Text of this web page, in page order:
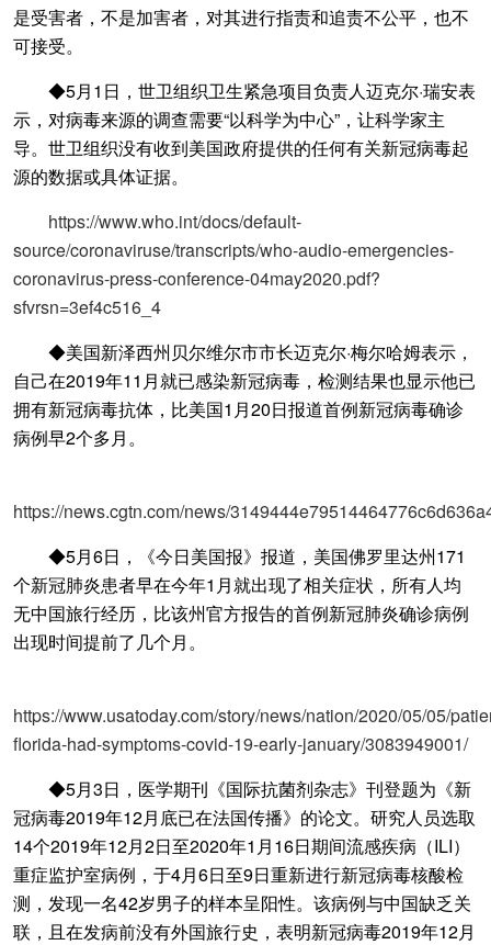
是受害者，不是加害者，对其进行指责和追责不公平，也不
可接受。
◆5月1日，世卫组织卫生紧急项目负责人迈克尔·瑞安表
示，对病毒来源的调查需要“以科学为中心”，让科学家主
导。世卫组织没有收到美国政府提供的任何有关新冠病毒起
源的数据或具体证据。
https://www.who.int/docs/default-
source/coronaviruse/transcripts/who-audio-emergencies-
coronavirus-press-conference-04may2020.pdf?
sfvrsn=3ef4c516_4
◆美国新泽西州贝尔维尔市市长迈克尔·梅尔哈姆表示，
自己在2019年11月就已感染新冠病毒，检测结果也显示他已
拥有新冠病毒抗体，比美国1月20日报道首例新冠病毒确诊
病例早2个多月。
https://news.cgtn.com/news/
◆5月6日，《今日美国报》报道，美国佛罗里达州171
个新冠肺炎患者早在今年1月就出现了相关症状，所有人均
无中国旅行经历，比该州官方报告的首例新冠肺炎确诊病例
出现时间提前了几个月。
https://www.usatoday.com/story/news/nation/2020/05/05/
florida-had-symptoms-covid-19-early-january/3083949001/
◆5月3日，医学期刊《国际抗菌剂杂志》刊登题为《新
冠病毒2019年12月底已在法国传播》的论文。研究人员选取
14个2019年12月2日至2020年1月16日期间流感疾病（ILI）
重症监护室病例，于4月6日至9日重新进行新冠病毒核酸检
测，发现一名42岁男子的样本呈阳性。该病例与中国缺乏关
联，且在发病前没有外国旅行史，表明新冠病毒2019年12月